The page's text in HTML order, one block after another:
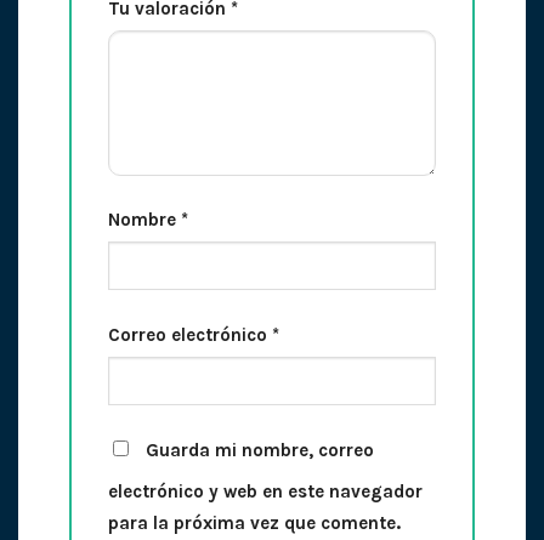
Tu valoración *
Nombre *
Correo electrónico *
Guarda mi nombre, correo
electrónico y web en este navegador
para la próxima vez que comente.